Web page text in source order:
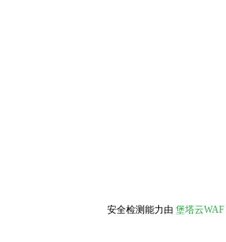
安全检测能力由 堡塔云WAF